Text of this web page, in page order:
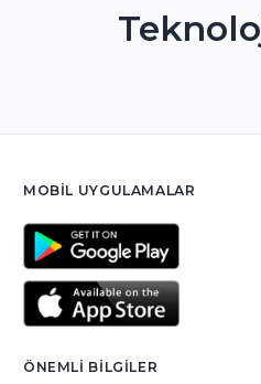
MOBIL UYGULAMALAR
ÖNEMLI BILGILER